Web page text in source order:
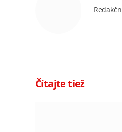
Čítajte tiež